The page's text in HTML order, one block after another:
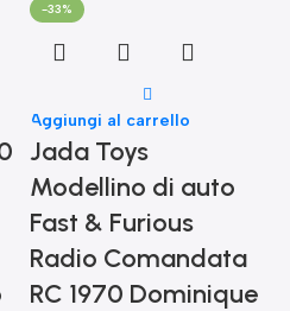
-33%
Aggiungi al carrello
Jada Toys
Modellino di auto
Fast & Furious
Radio Comandata
RC 1970 Dominique